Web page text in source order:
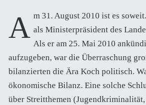
Am 31. August 2010 ist es soweit. Roland Koch tritt als Ministerpräsident des
Als er am 25. Mai 2010
aufzugeben, war die Überraschung
bilanzierten die Ära Koch politisch.
ökonomische Bilanz. Eine solche
über Streitthemen